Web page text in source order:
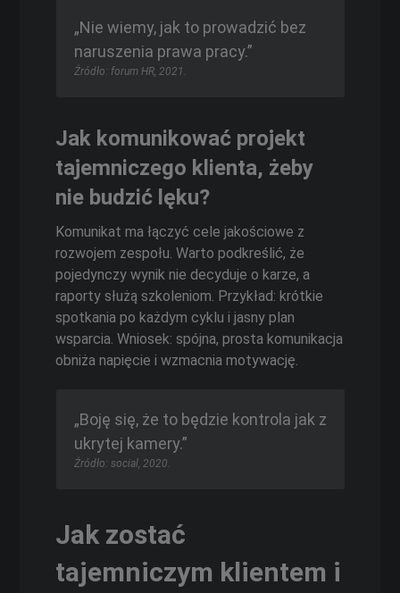
„Nie wiemy, jak to prowadzić bez
naruszenia prawa pracy.”
Źródło: forum HR, 2021.
Jak komunikować projekt
tajemniczego klienta, żeby
nie budzić lęku?
Komunikat ma łączyć cele jakościowe z
rozwojem zespołu. Warto podkreślić, że
pojedynczy wynik nie decyduje o karze, a
raporty służą szkoleniom. Przykład: krótkie
spotkania po każdym cyklu i jasny plan
wsparcia. Wniosek: spójna, prosta komunikacja
obniża napięcie i wzmacnia motywację.
„Boję się, że to będzie kontrola jak z
ukrytej kamery.”
Źródło: social, 2020.
Jak zostać
tajemniczym klientem i